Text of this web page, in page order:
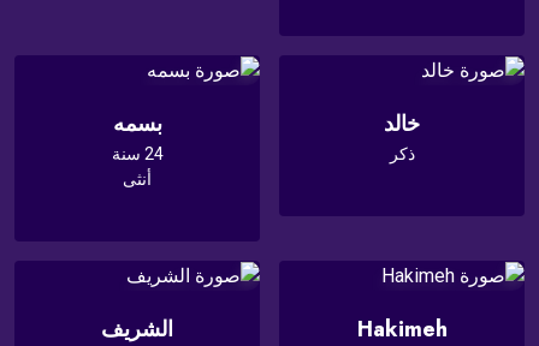
خالد
ذكر
بسمه
24 سنة
أنثى
Hakimeh الشريف